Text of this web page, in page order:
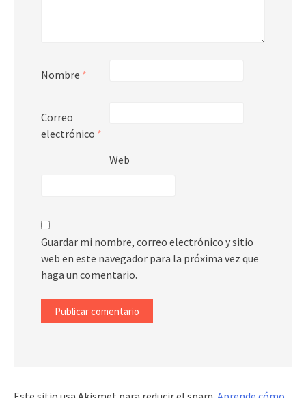
Nombre *
Correo
electrónico *
Web
Guardar mi nombre, correo electrónico y sitio
web en este navegador para la próxima vez que
haga un comentario.